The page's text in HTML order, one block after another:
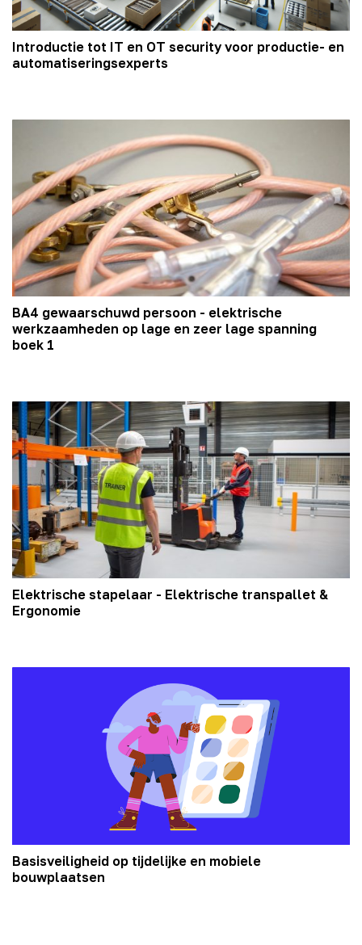
Introductie tot IT en OT security voor productie- en
automatiseringsexperts
BA4 gewaarschuwd persoon - elektrische
werkzaamheden op lage en zeer lage spanning
boek 1
Elektrische stapelaar - Elektrische transpallet &
Ergonomie
Basisveiligheid op tijdelijke en mobiele
bouwplaatsen